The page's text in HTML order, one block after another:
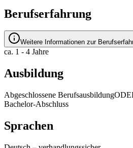
Berufserfahrung
Weitere Informationen zur
ca. 1 - 4 Jahre
Ausbildung
Abgeschlossene Berufsausbildung
Bachelor-Abschluss
Sprachen